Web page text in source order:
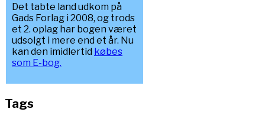
Det tabte land udkom på
Gads Forlag i 2008, og trods
et 2. oplag har bogen været
udsolgt i mere end et år. Nu
kan den imidlertid købes
som E-bog.
Tags